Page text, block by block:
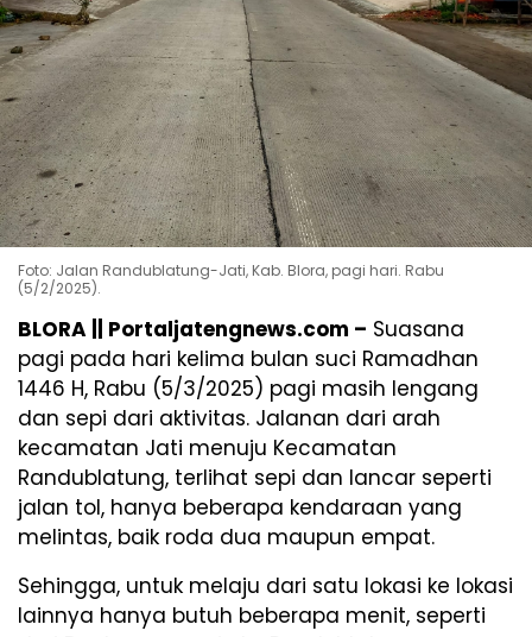
Foto: Jalan Randublatung-Jati, Kab. Blora, pagi hari. Rabu
(5/2/2025).
BLORA || Portaljatengnews.com – Suasana
pagi pada hari kelima bulan suci Ramadhan
1446 H, Rabu (5/3/2025) pagi masih lengang
dan sepi dari aktivitas. Jalanan dari arah
kecamatan Jati menuju Kecamatan
Randublatung, terlihat sepi dan lancar seperti
jalan tol, hanya beberapa kendaraan yang
melintas, baik roda dua maupun empat.
Sehingga, untuk melaju dari satu lokasi ke lokasi
lainnya hanya butuh beberapa menit, seperti